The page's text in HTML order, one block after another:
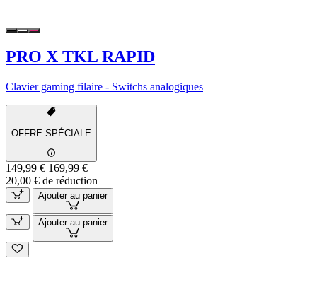
PRO X TKL RAPID
Clavier gaming filaire - Switchs analogiques
OFFRE SPÉCIALE
149,99 € 169,99 €
20,00 € de réduction
Ajouter au panier
Ajouter au panier